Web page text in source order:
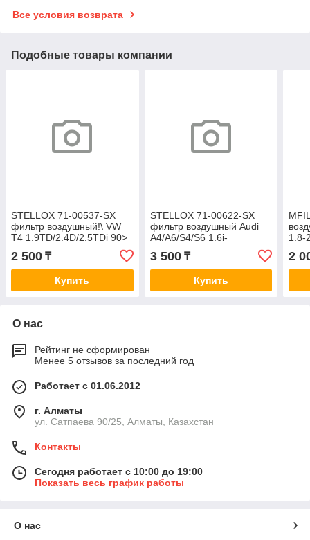
Все условия возврата
Подобные товары компании
STELLOX 71-00537-SX
фильтр воздушный!\ VW
T4 1.9TD/2.4D/2.5TDi 90>
2 500 ₸
Купить
STELLOX 71-00622-SX
фильтр воздушный Audi
A4/A6/S4/S6 1.6i-
4.2/1.9TDi 94>, VW Passat
1.6-2.0TDi 96> A0084
3 500₸
Купить
1.8-
-92
2
О нас
Рейтинг не сформирован
Менее 5 отзывов за последний год
Работает с 01.06.2012
г. Алматы
ул. Сатпаева 90/25, Алматы, Казахстан
Контакты
Сегодня работает с 10:00 до 19:00
Показать весь график работы
О нас